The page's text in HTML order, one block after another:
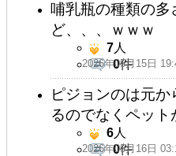
哺乳瓶の種類の
ど、、、ｗｗｗ
2026年05月15日
7人
0件
ピジョンのは元
るのでなくペット
2026年05月16日
6人
0件